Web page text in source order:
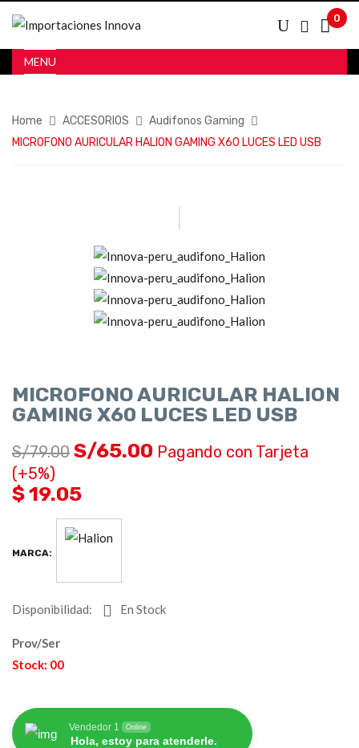
0
MENU
Home ACCESORIOS
Audifonos Gaming
MICROFONO AURICULAR HALION GAMING X60 LUCES LED USB
MICROFONO AURICULAR HALION
GAMING X60 LUCES LED USB
S/79.00 S/65.00 Pagando con Tarjeta
(+5%)
$ 19.05
MARCA:
Disponibilidad: En Stock
Prov/Ser
Stock: 00
Vendedor 1 Online
Hola, estoy para atenderle.